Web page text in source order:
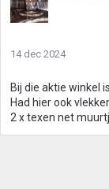
14 dec 2024
Bij die aktie winkel
Had hier ook
2 x texen net